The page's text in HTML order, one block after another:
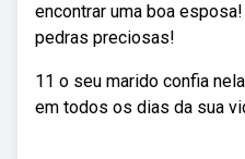
encontrar uma boa
pedras preciosas!
11 o seu marido confia
em todos os dias da sua